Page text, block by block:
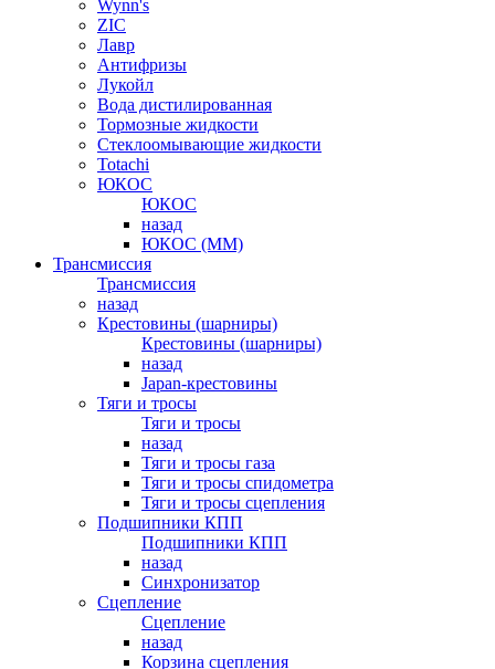
Wynn's
ZIC
Лавр
Антифризы
Лукойл
Вода дистилированная
Тормозные жидкости
Стеклоомывающие жидкости
Totachi
ЮКОС
ЮКОС
назад
ЮКОС (ММ)
Трансмиссия
Трансмиссия
назад
Крестовины (шарниры)
Крестовины (шарниры)
назад
Japan-крестовины
Тяги и тросы
Тяги и тросы
назад
Тяги и тросы газа
Тяги и тросы спидометра
Тяги и тросы сцепления
Подшипники КПП
Подшипники КПП
назад
Синхронизатор
Сцепление
Сцепление
назад
Корзина сцепления